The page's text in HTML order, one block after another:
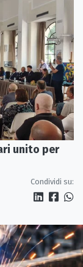
unito per
Condividi su: